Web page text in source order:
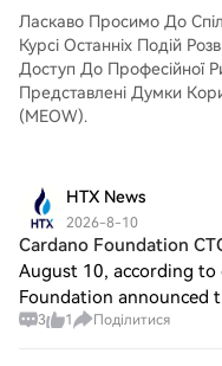
користувачі можуть
яскравій економіці,
казковим шармом мемів,
котами. Ця приваблива
відображає характер
поділяють пристрасть до
криптовалют. Хто є творцем MEOW
MEOW, $$meow? Творець
$$meow залишається
доступними ресурсами.
наратив проєкту більше
на його
Ласкаво Просимо До
Курсі Останніх Подій
Доступ До Професійної
Представлені Думки
(MEOW).
HTX News
2026-8-10
Cardano Foundation
August 10, according to
Foundation announced
Giorgio Zinetti will leave
3 1 Поділитися